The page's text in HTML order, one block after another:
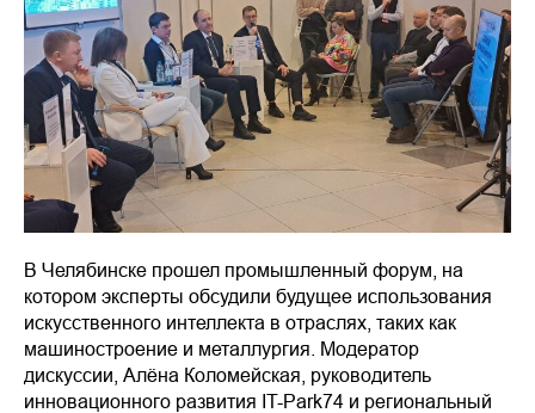
В Челябинске прошел промышленный форум, на
котором эксперты обсудили будущее использования
искусственного интеллекта в отраслях, таких как
машиностроение и металлургия. Модератор
дискуссии, Алёна Коломейская, руководитель
инновационного развития IT-Park74 и региональный